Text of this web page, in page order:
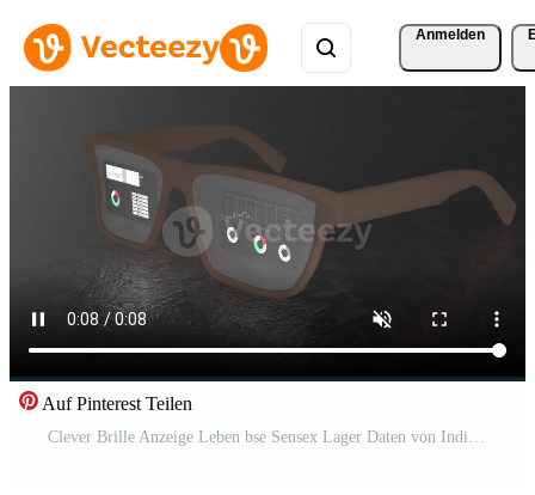
Anmelden
Auf Pinterest Teilen
Clever Brille Anzeige Leben bse Sensex Lager Daten von Indien, mit Echtzeit Grafiken und Diagramme reflektieren finanziell Analytik und Digital Handel Einblicke. Pro Video